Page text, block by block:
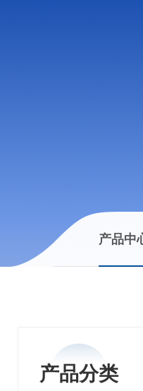
产品中
产品分类